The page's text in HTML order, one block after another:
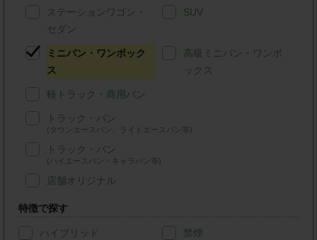
ステーションワゴン・
セダン
SUV
ミニバン・ワンボック
ス
高級ミニバン・ワンボ
ックス
軽トラック・商用バン
トラック・バン
(タウンエースバン、ライトエースバン等)
トラック・バン
(ハイエースバン・キャラバン等)
店舗オリジナル
特徴で探す
ハイブリッド 禁煙